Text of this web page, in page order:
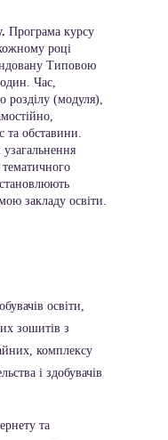
Програма курсу
році
Типовою
Час,
розділу (модуля),
та обставини.
закладу освіти.
освіти,
зошитів з
комплексу
і здобувачів
та